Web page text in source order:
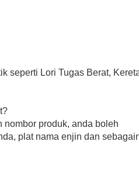
seperti Lori Tugas Berat,
nombor produk, anda boleh
plat nama enjin dan